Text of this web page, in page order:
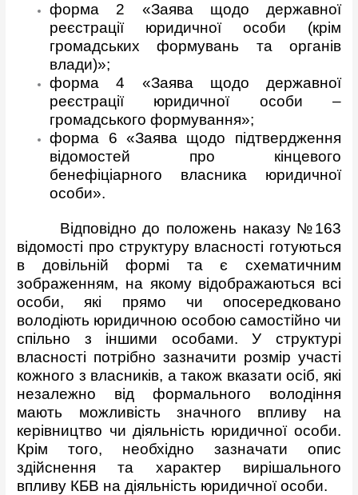
форма 2 «Заява щодо державної
реєстрації юридичної особи (крім
громадських формувань та органів
влади)»;
форма 4 «Заява щодо державної
реєстрації юридичної особи –
громадського формування»;
форма 6 «Заява щодо підтвердження
відомостей про кінцевого
бенефіціарного власника юридичної
особи».
Відповідно до положень наказу №163
відомості про структуру власності готуються
в довільній формі та є схематичним
зображенням, на якому відображаються всі
особи, які прямо чи опосередковано
володіють юридичною особою самостійно чи
спільно з іншими особами. У структурі
власності потрібно зазначити розмір участі
кожного з власників, а також вказати осіб, які
незалежно від формального володіння
мають можливість значного впливу на
керівництво чи діяльність юридичної особи.
Крім того, необхідно зазначати опис
здійснення та характер вирішального
впливу КБВ на діяльність юридичної особи.